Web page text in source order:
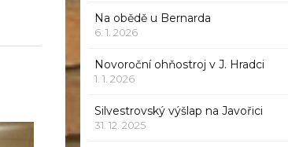
Na obědě u Bernarda
6. 1. 2026
Novoroční ohňostroj v J. Hradci
1. 1. 2026
Silvestrovský výšlap na Javořici
31. 12. 2025